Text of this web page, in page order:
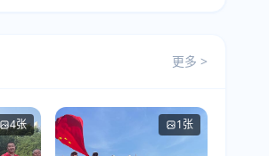
更多 >
4张 1张